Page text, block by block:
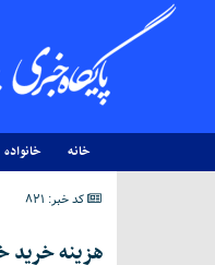
خانه خانواده
کد خبر: 821
هزینه خرید خانه در